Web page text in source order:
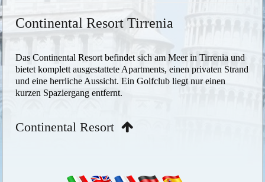
Continental Resort Tirrenia
Das Continental Resort befindet sich am Meer in Tirrenia und
bietet komplett ausgestattete Apartments, einen privaten Strand
und eine herrliche Aussicht. Ein Golfclub liegt nur einen
kurzen Spaziergang entfernt.
Continental Resort